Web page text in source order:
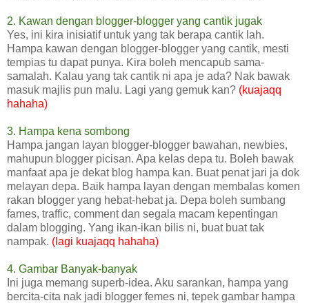
2. Kawan dengan blogger-blogger yang cantik jugak
Yes, ini kira inisiatif untuk yang tak berapa cantik lah.
Hampa kawan dengan blogger-blogger yang cantik, mesti
tempias tu dapat punya. Kira boleh mencapub sama-
samalah. Kalau yang tak cantik ni apa je ada? Nak bawak
masuk majlis pun malu. Lagi yang gemuk kan? (kuajaqq
hahaha)
3. Hampa kena sombong
Hampa jangan layan blogger-blogger bawahan, newbies,
mahupun blogger picisan. Apa kelas depa tu. Boleh bawak
manfaat apa je dekat blog hampa kan. Buat penat jari ja dok
melayan depa. Baik hampa layan dengan membalas komen
rakan blogger yang hebat-hebat ja. Depa boleh sumbang
fames, traffic, comment dan segala macam kepentingan
dalam blogging. Yang ikan-ikan bilis ni, buat buat tak
nampak. (lagi kuajaqq hahaha)
4. Gambar Banyak-banyak
Ini juga memang superb-idea. Aku sarankan, hampa yang
bercita-cita nak jadi blogger femes ni, tepek gambar hampa